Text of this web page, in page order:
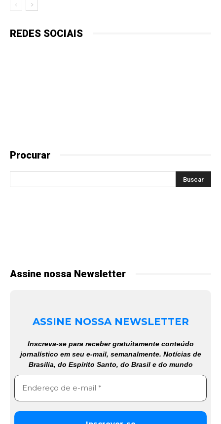
REDES SOCIAIS
Procurar
Assine nossa Newsletter
ASSINE NOSSA NEWSLETTER
Inscreva-se para receber gratuitamente conteúdo
jornalístico em seu e-mail, semanalmente. Notícias de
Brasília, do Espírito Santo, do Brasil e do mundo